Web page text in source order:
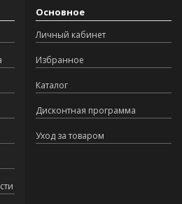
Основное
Личный кабинет
Избранное
Каталог
Дисконтная программа
Уход за товаром